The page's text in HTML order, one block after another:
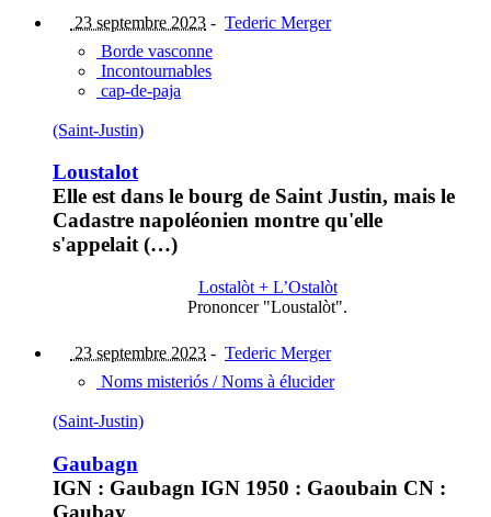
23 septembre 2023 - Tederic Merger
Borde vasconne
Incontournables
cap-de-paja
(Saint-Justin)
Loustalot
Elle est dans le bourg de Saint Justin, mais le
Cadastre napoléonien montre qu'elle
s'appelait (…)
Lostalòt + L’Ostalòt
Prononcer "Loustalòt".
23 septembre 2023 - Tederic Merger
Noms misteriós / Noms à élucider
(Saint-Justin)
Gaubagn
IGN : Gaubagn IGN 1950 : Gaoubain CN :
Gaubay